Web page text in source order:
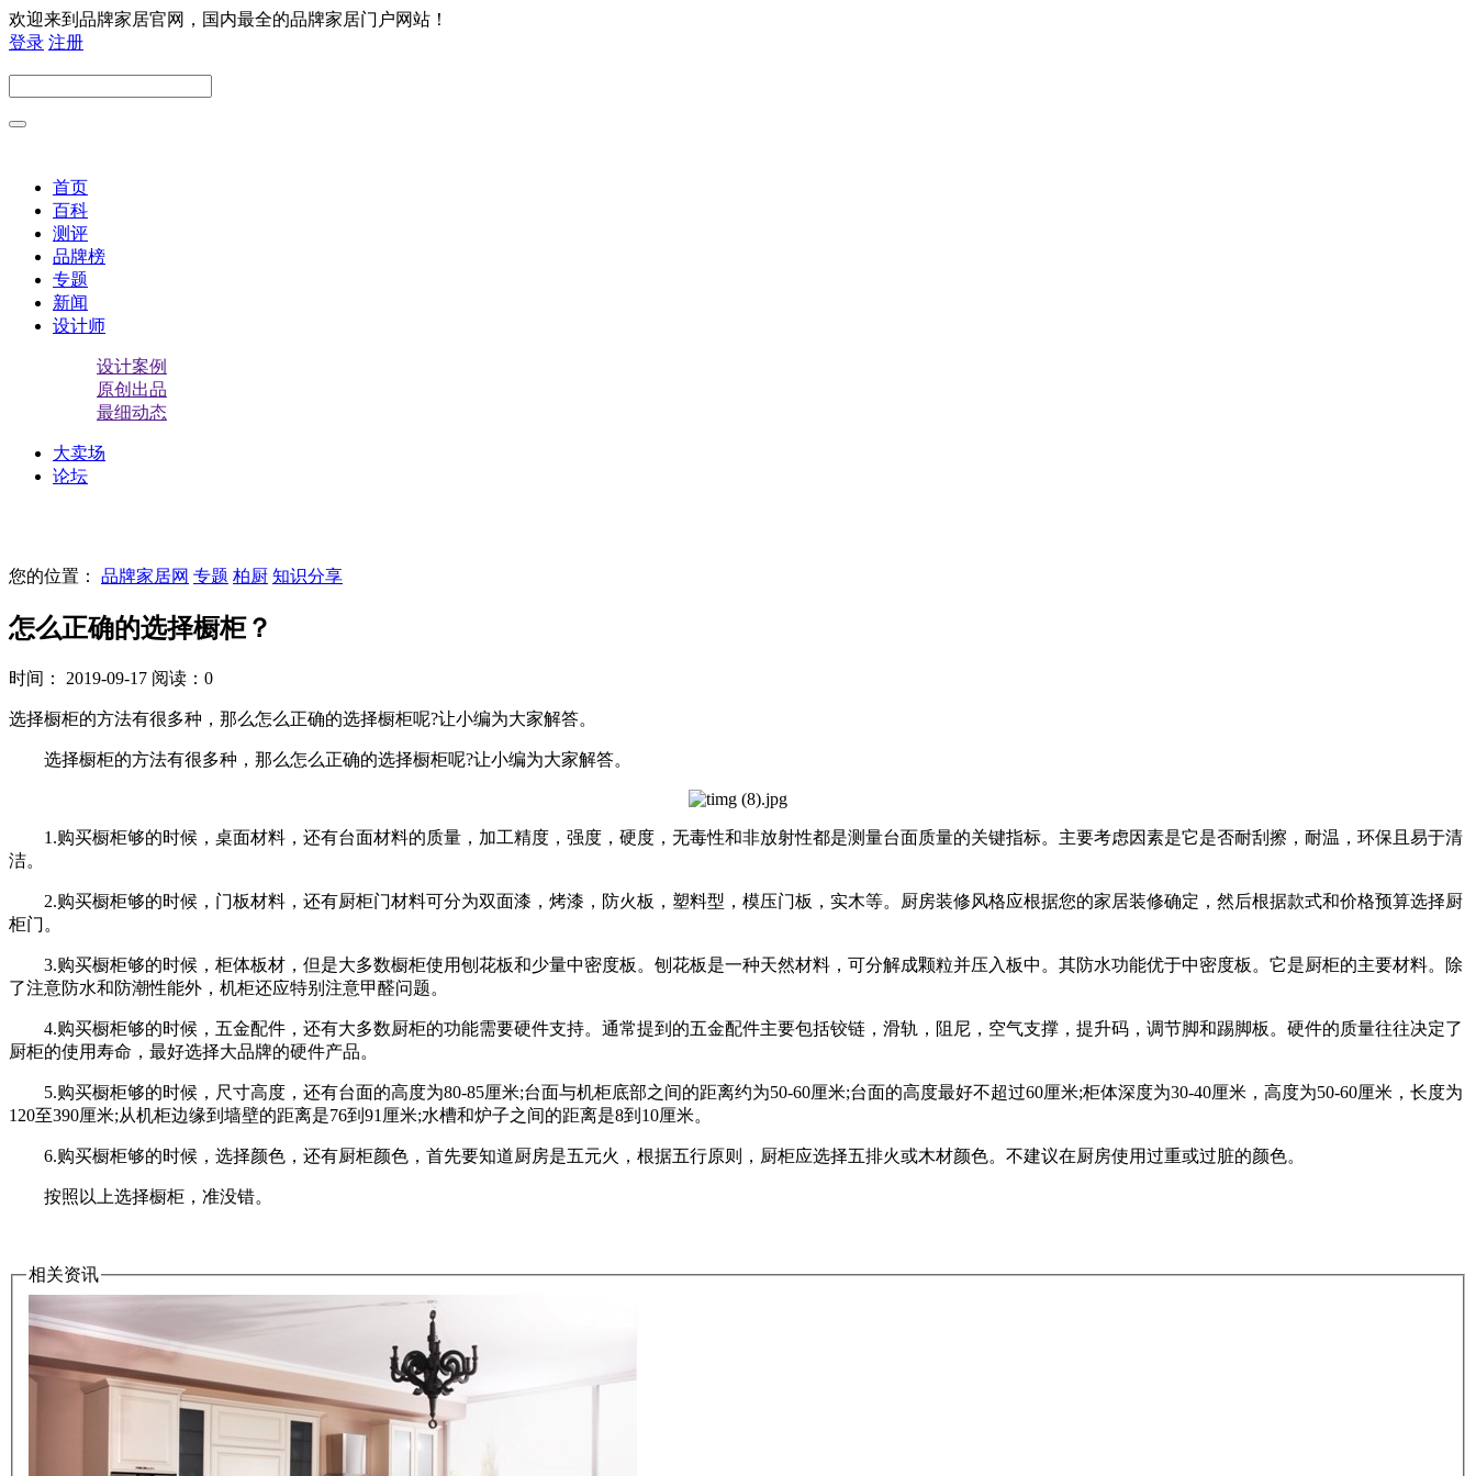
欢迎来到品牌家居官网，国内最全的品牌家居门户网站！
登录 注册
首页
百科
测评
品牌榜
专题
新闻
设计师
设计案例
原创出品
最细动态
大卖场
论坛
您的位置： 品牌家居网 专题 柏厨 知识分享
怎么正确的选择橱柜？
时间： 2019-09-17 阅读：0
选择橱柜的方法有很多种，那么怎么正确的选择橱柜呢?让小编为大家解答。
选择橱柜的方法有很多种，那么怎么正确的选择橱柜呢?让小编为大家解答。
1.购买橱柜够的时候，桌面材料，还有台面材料的质量，加工精度，强度，硬度，无毒性和非放射性都是测量台面质量的关键指标。主要考虑因素是它是否耐刮擦，耐温，环保且易于清
洁。
2.购买橱柜够的时候，门板材料，还有厨柜门材料可分为双面漆，烤漆，防火板，塑料型，模压门板，实木等。厨房装修风格应根据您的家居装修确定，然后根据款式和价格预算选择厨
柜门。
3.购买橱柜够的时候，柜体板材，但是大多数橱柜使用刨花板和少量中密度板。刨花板是一种天然材料，可分解成颗粒并压入板中。其防水功能优于中密度板。它是厨柜的主要材料。除
了注意防水和防潮性能外，机柜还应特别注意甲醛问题。
4.购买橱柜够的时候，五金配件，还有大多数厨柜的功能需要硬件支持。通常提到的五金配件主要包括铰链，滑轨，阻尼，空气支撑，提升码，调节脚和踢脚板。硬件的质量往往决定了
厨柜的使用寿命，最好选择大品牌的硬件产品。
5.购买橱柜够的时候，尺寸高度，还有台面的高度为80-85厘米;台面与机柜底部之间的距离约为50-60厘米;台面的高度最好不超过60厘米;柜体深度为30-40厘米，高度为50-60厘米，长度为
120至390厘米;从机柜边缘到墙壁的距离是76到91厘米;水槽和炉子之间的距离是8到10厘米。
6.购买橱柜够的时候，选择颜色，还有厨柜颜色，首先要知道厨房是五元火，根据五行原则，厨柜应选择五排火或木材颜色。不建议在厨房使用过重或过脏的颜色。
按照以上选择橱柜，准没错。
相关资讯